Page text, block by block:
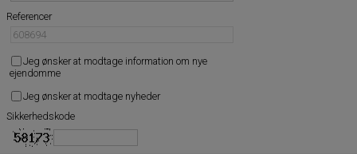
Referencer
Jeg ønsker at modtage information om nye
ejendomme
Jeg ønsker at modtage nyheder
Sikkerhedskode